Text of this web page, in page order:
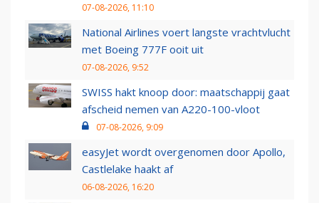
07-08-2026, 11:10
National Airlines voert langste vrachtvlucht
met Boeing 777F ooit uit
07-08-2026, 9:52
SWISS hakt knoop door: maatschappij gaat
afscheid nemen van A220-100-vloot
07-08-2026, 9:09
easyJet wordt overgenomen door Apollo,
Castlelake haakt af
06-08-2026, 16:20